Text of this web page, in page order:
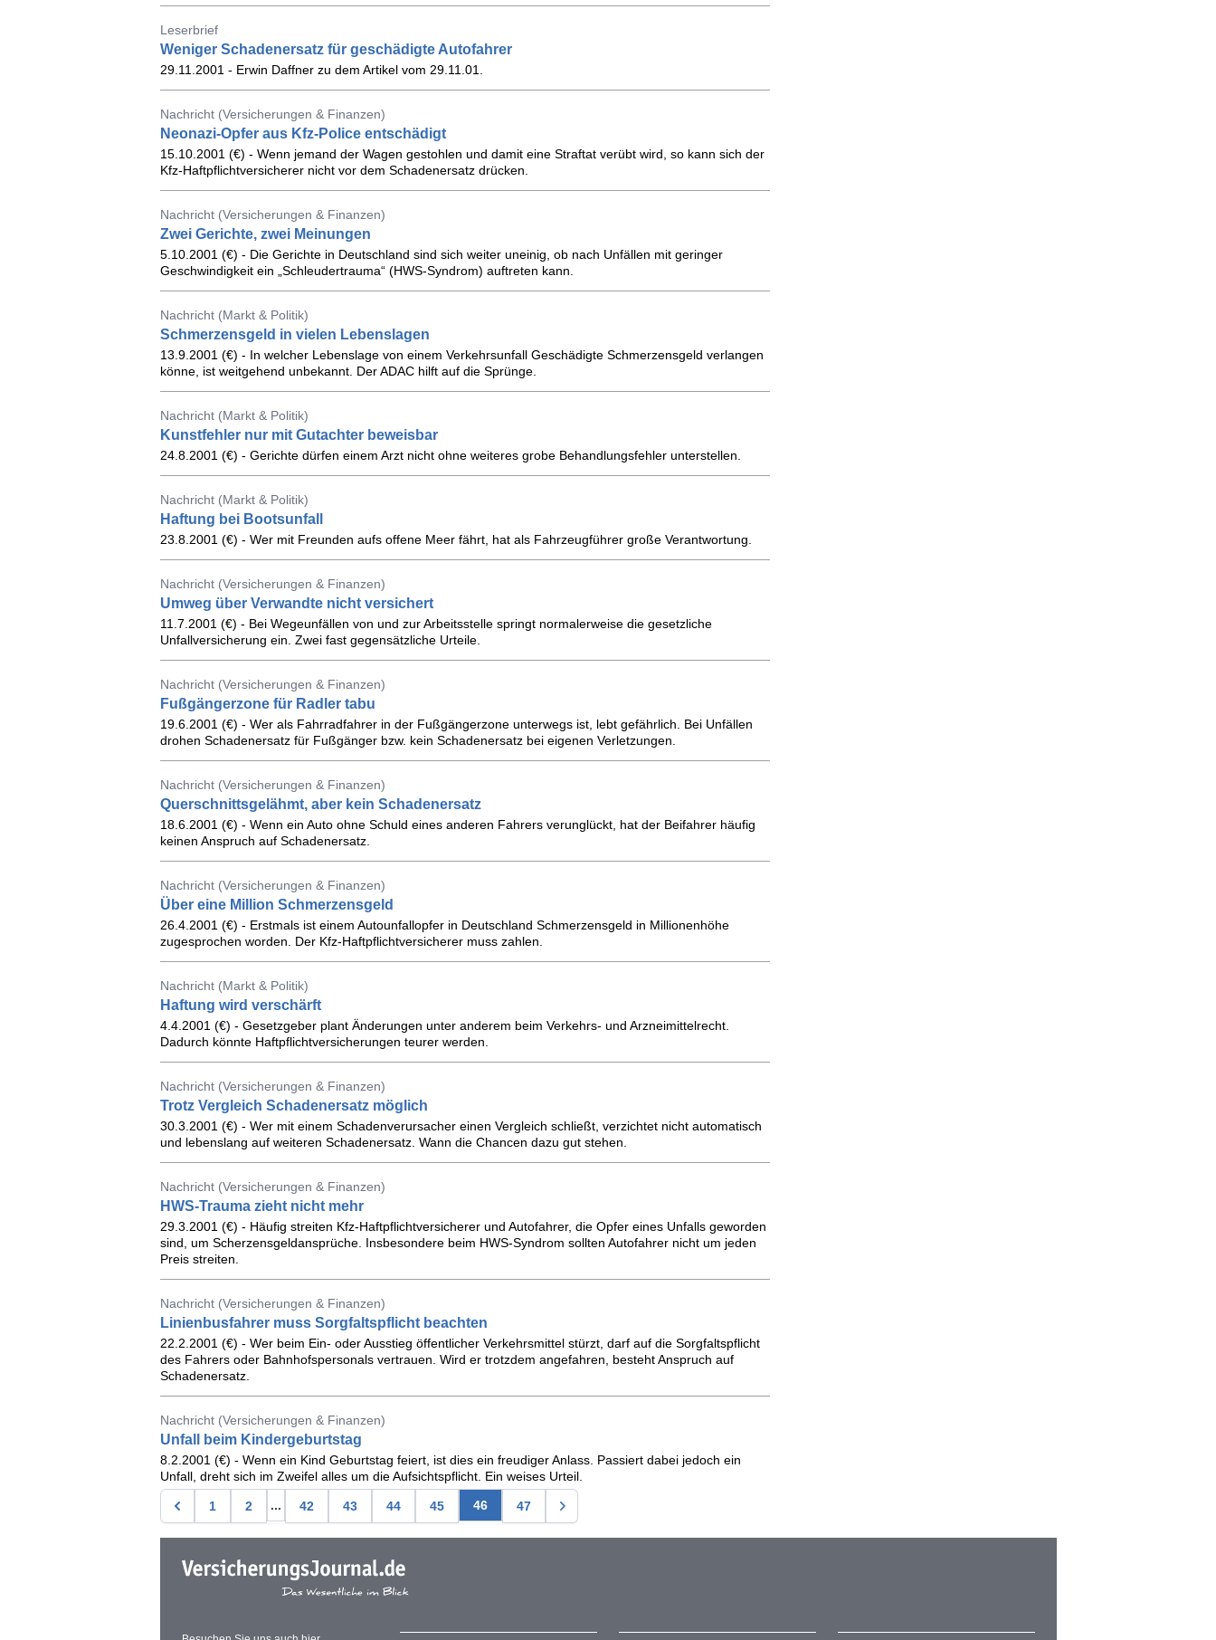
Leserbrief
Weniger Schadenersatz für geschädigte Autofahrer
29.11.2001 - Erwin Daffner zu dem Artikel vom 29.11.01.
Nachricht (Versicherungen & Finanzen)
Neonazi-Opfer aus Kfz-Police entschädigt
15.10.2001 (€) - Wenn jemand der Wagen gestohlen und damit eine Straftat verübt wird, so kann sich der
Kfz-Haftpflichtversicherer nicht vor dem Schadenersatz drücken.
Nachricht (Versicherungen & Finanzen)
Zwei Gerichte, zwei Meinungen
5.10.2001 (€) - Die Gerichte in Deutschland sind sich weiter uneinig, ob nach Unfällen mit geringer
Geschwindigkeit ein „Schleudertrauma“ (HWS-Syndrom) auftreten kann.
Nachricht (Markt & Politik)
Schmerzensgeld in vielen Lebenslagen
13.9.2001 (€) - In welcher Lebenslage von einem Verkehrsunfall Geschädigte Schmerzensgeld verlangen
könne, ist weitgehend unbekannt. Der ADAC hilft auf die Sprünge.
Nachricht (Markt & Politik)
Kunstfehler nur mit Gutachter beweisbar
24.8.2001 (€) - Gerichte dürfen einem Arzt nicht ohne weiteres grobe Behandlungsfehler unterstellen.
Nachricht (Markt & Politik)
Haftung bei Bootsunfall
23.8.2001 (€) - Wer mit Freunden aufs offene Meer fährt, hat als Fahrzeugführer große Verantwortung.
Nachricht (Versicherungen & Finanzen)
Umweg über Verwandte nicht versichert
11.7.2001 (€) - Bei Wegeunfällen von und zur Arbeitsstelle springt normalerweise die gesetzliche
Unfallversicherung ein. Zwei fast gegensätzliche Urteile.
Nachricht (Versicherungen & Finanzen)
Fußgängerzone für Radler tabu
19.6.2001 (€) - Wer als Fahrradfahrer in der Fußgängerzone unterwegs ist, lebt gefährlich. Bei Unfällen
drohen Schadenersatz für Fußgänger bzw. kein Schadenersatz bei eigenen Verletzungen.
Nachricht (Versicherungen & Finanzen)
Querschnittsgelähmt, aber kein Schadenersatz
18.6.2001 (€) - Wenn ein Auto ohne Schuld eines anderen Fahrers verunglückt, hat der Beifahrer häufig
keinen Anspruch auf Schadenersatz.
Nachricht (Versicherungen & Finanzen)
Über eine Million Schmerzensgeld
26.4.2001 (€) - Erstmals ist einem Autounfallopfer in Deutschland Schmerzensgeld in Millionenhöhe
zugesprochen worden. Der Kfz-Haftpflichtversicherer muss zahlen.
Nachricht (Markt & Politik)
Haftung wird verschärft
4.4.2001 (€) - Gesetzgeber plant Änderungen unter anderem beim Verkehrs- und Arzneimittelrecht.
Dadurch könnte Haftpflichtversicherungen teurer werden.
Nachricht (Versicherungen & Finanzen)
Trotz Vergleich Schadenersatz möglich
30.3.2001 (€) - Wer mit einem Schadenverursacher einen Vergleich schließt, verzichtet nicht automatisch
und lebenslang auf weiteren Schadenersatz. Wann die Chancen dazu gut stehen.
Nachricht (Versicherungen & Finanzen)
HWS-Trauma zieht nicht mehr
29.3.2001 (€) - Häufig streiten Kfz-Haftpflichtversicherer und Autofahrer, die Opfer eines Unfalls geworden
sind, um Scherzensgeldansprüche. Insbesondere beim HWS-Syndrom sollten Autofahrer nicht um jeden
Preis streiten.
Nachricht (Versicherungen & Finanzen)
Linienbusfahrer muss Sorgfaltspflicht beachten
22.2.2001 (€) - Wer beim Ein- oder Ausstieg öffentlicher Verkehrsmittel stürzt, darf auf die Sorgfaltspflicht
des Fahrers oder Bahnhofspersonals vertrauen. Wird er trotzdem angefahren, besteht Anspruch auf
Schadenersatz.
Nachricht (Versicherungen & Finanzen)
Unfall beim Kindergeburtstag
8.2.2001 (€) - Wenn ein Kind Geburtstag feiert, ist dies ein freudiger Anlass. Passiert dabei jedoch ein
Unfall, dreht sich im Zweifel alles um die Aufsichtspflicht. Ein weises Urteil.
1 2 ... 42 43 44 45 46 47